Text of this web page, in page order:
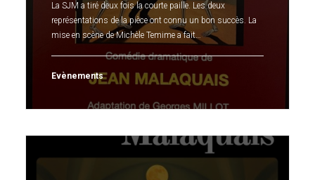
La SJM a tiré deux fois la courte paille. Les deux
représentations de la pièce ont connu un bon succès. La
mise en scène de Michèle Temime a fait…
Evènements